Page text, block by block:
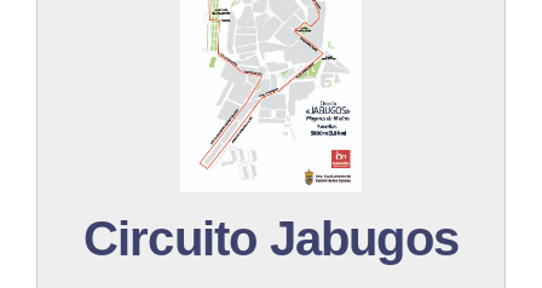
Circuito Jabugos